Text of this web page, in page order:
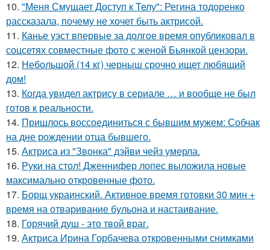
10. "Меня Смущает Доступ к Телу": Регина тодоренко
рассказала, почему не хочет быть актрисой.
11. Канье уэст впервые за долгое время опубликовал в
соцсетях совместные фото с женой Бьянкой цензори.
12. Небольшой (14 кг) черныш срочно ищет любящий
дом!
13. Когда увидел актрису в сериале … и вообще не был
готов к реальности.
14. Пришлось воссоединиться с бывшим мужем: Собчак
на дне рождении отца бывшего.
15. Актриса из "Звонка" дэйви чейз умерла.
16. Руки на стол! Дженнифер лопес выложила новые
максимально откровенные фото.
17. Борщ украинский. Активное время готовки 30 мин +
время на отваривание бульона и настаивание.
18. Горячий душ - это твой враг.
19. Актриса Ирина Горбачева откровенными снимками